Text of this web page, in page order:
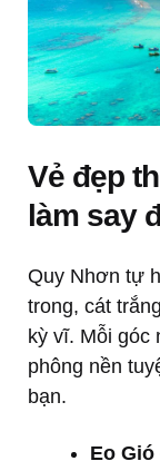
Vẻ đẹp
làm say
Quy Nhơn tự
trong, cát
kỳ vĩ. Mỗi góc
phông nền
bạn.
Eo Gió